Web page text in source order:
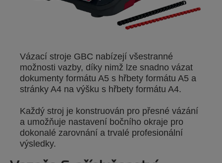
Vázací stroje GBC nabízejí všestranné
možnosti vazby, díky nimž lze snadno vázat
dokumenty formátu A5 s hřbety formátu A5 a
stránky A4 na výšku s hřbety formátu A4.
Každý stroj je konstruován pro přesné vázání
a umožňuje nastavení bočního okraje pro
dokonalé zarovnání a trvalé profesionální
výsledky.